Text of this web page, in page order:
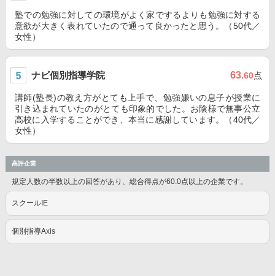
塾での勉強に対しての環境がよく家でするよりも勉強に対する
意欲が大きく表れていたので通って良かったと思う。（50代／
女性）
ナビ個別指導学院 63.60点
講師(塾長)の教え方がとても上手で、勉強嫌いの息子が授業に
引き込まれていたのがとても印象的でした。お陰様で無事公立
高校に入学することができ、本当に感謝しています。（40代／
女性）
高評企業
規定人数の半数以上の回答があり、総合得点が60.0点以上の企業です。
スクールIE
個別指導Axis